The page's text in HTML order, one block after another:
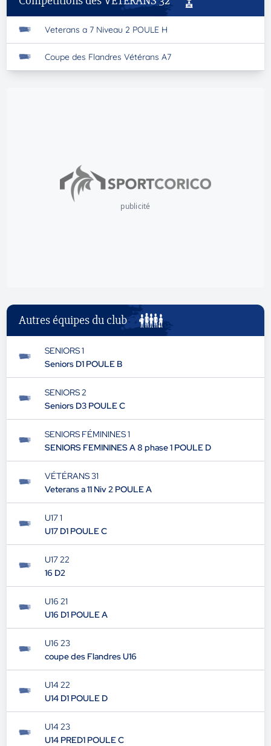
Veterans a 7 Niveau 2 POULE H
Coupe des Flandres Vétérans A7
publicité
Autres équipes du club
SENIORS 1
Seniors D1 POULE B
SENIORS 2
Seniors D3 POULE C
SENIORS FÉMININES 1
SENIORS FEMININES A 8 phase 1 POULE D
VÉTÉRANS 31
Veterans a 11 Niv 2 POULE A
U17 1
U17 D1 POULE C
U17 22
16 D2
U16 21
U16 D1 POULE A
U16 23
coupe des Flandres U16
U14 22
U14 D1 POULE D
U14 23
U14 PRED1 POULE C